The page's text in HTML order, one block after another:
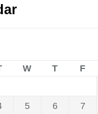
W T F
5 6 7